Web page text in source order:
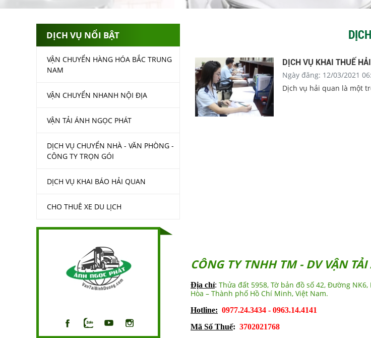
DỊCH VỤ NỔI BẬT
VẬN CHUYỂN HÀNG HÓA BẮC TRUNG
NAM
VẬN CHUYỂN NHANH NỘI ĐỊA
VẬN TẢI ÁNH NGỌC PHÁT
DỊCH VỤ CHUYỂN NHÀ - VĂN PHÒNG -
CÔNG TY TRỌN GÓI
DỊCH VỤ KHAI BÁO HẢI QUAN
CHO THUÊ XE DU LỊCH
DỊCH VỤ KHAI THUẾ
Ngày đăng: 12/03/2021
Dịch vụ hải quan là một
CÔNG TY TNHH TM - DV VẬN
Địa chỉ: Thửa đất 5958, Tờ bản đồ số 42, Đường
Hòa – Thành phố Hồ Chí Minh, Việt Nam.
Hotline: 0977.24.3434 - 0963.14.4141
Mã Số Thuế: 3702021768